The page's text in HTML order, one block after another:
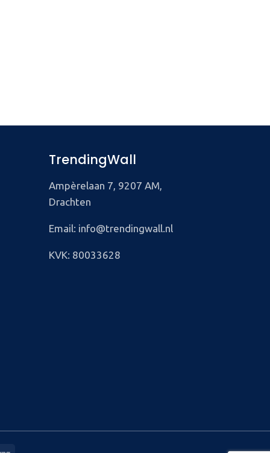
TrendingWall
Ampèrelaan 7, 9207 AM,
Drachten
Email: info@trendingwall.nl
KVK: 80033628